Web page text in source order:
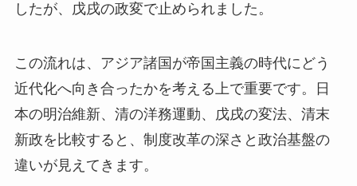
したが、戊戌の政変で止められました。
この流れは、アジア諸国が帝国主義の時代にどう
近代化へ向き合ったかを考える上で重要です。日
本の明治維新、清の洋務運動、戊戌の変法、清末
新政を比較すると、制度改革の深さと政治基盤の
違いが見えてきます。